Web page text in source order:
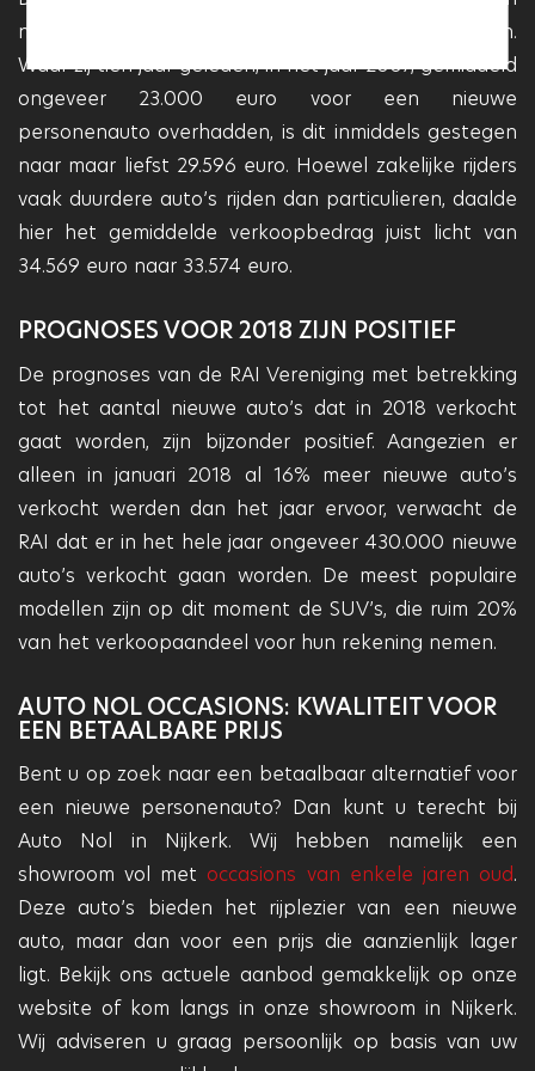
nieuwe auto’s is vooral te wijten aan particulieren.
Waar zij tien jaar geleden, in het jaar 2007, gemiddeld
ongeveer 23.000 euro voor een nieuwe
personenauto overhadden, is dit inmiddels gestegen
naar maar liefst 29.596 euro. Hoewel zakelijke rijders
vaak duurdere auto’s rijden dan particulieren, daalde
hier het gemiddelde verkoopbedrag juist licht van
34.569 euro naar 33.574 euro.
PROGNOSES VOOR 2018 ZIJN POSITIEF
De prognoses van de RAI Vereniging met betrekking
tot het aantal nieuwe auto’s dat in 2018 verkocht
gaat worden, zijn bijzonder positief. Aangezien er
alleen in januari 2018 al 16% meer nieuwe auto’s
verkocht werden dan het jaar ervoor, verwacht de
RAI dat er in het hele jaar ongeveer 430.000 nieuwe
auto’s verkocht gaan worden. De meest populaire
modellen zijn op dit moment de SUV’s, die ruim 20%
van het verkoopaandeel voor hun rekening nemen.
AUTO NOL OCCASIONS: KWALITEIT VOOR
EEN BETAALBARE PRIJS
Bent u op zoek naar een betaalbaar alternatief voor
een nieuwe personenauto? Dan kunt u terecht bij
Auto Nol in Nijkerk. Wij hebben namelijk een
showroom vol met occasions van enkele jaren oud.
Deze auto’s bieden het rijplezier van een nieuwe
auto, maar dan voor een prijs die aanzienlijk lager
ligt. Bekijk ons actuele aanbod gemakkelijk op onze
website of kom langs in onze showroom in Nijkerk.
Wij adviseren u graag persoonlijk op basis van uw